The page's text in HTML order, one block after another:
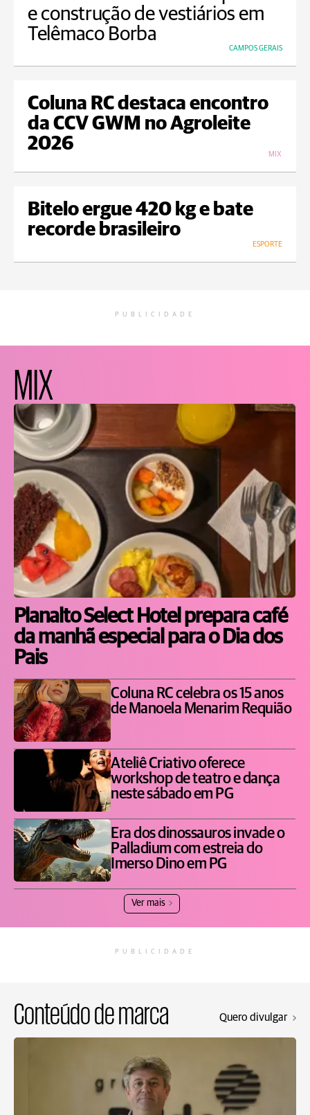
e construção de vestiários em
Telêmaco Borba
CAMPOS GERAIS
Coluna RC destaca encontro
da CCV GWM no Agroleite
2026
MIX
Bitelo ergue 420 kg e bate
recorde brasileiro
ESPORTE
PUBLICIDADE
MIX
Planalto Select Hotel prepara café
da manhã especial para o Dia dos
Pais
Coluna RC celebra os 15 anos
de Manoela Menarim Requião
Ateliê Criativo oferece
workshop de teatro e dança
neste sábado em PG
Era dos dinossauros invade o
Palladium com estreia do
Imerso Dino em PG
Ver mais
PUBLICIDADE
Conteúdo de marca Quero divulgar